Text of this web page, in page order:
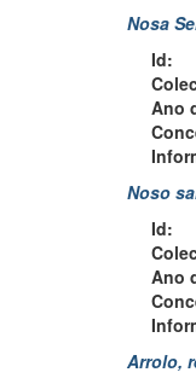
Nosa
Id:
Ano
Noso
Id:
Ano
Arrolo,